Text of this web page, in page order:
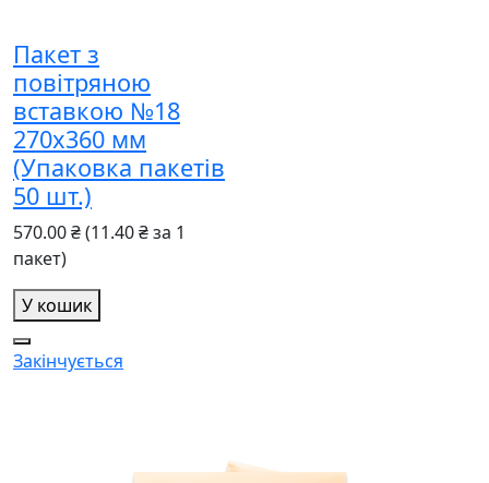
Пакет з
повітряною
вставкою №18
270x360 мм
(Упаковка пакетів
50 шт.)
570.00 ₴(11.40 ₴ за 1
пакет)
У кошик
Закінчується